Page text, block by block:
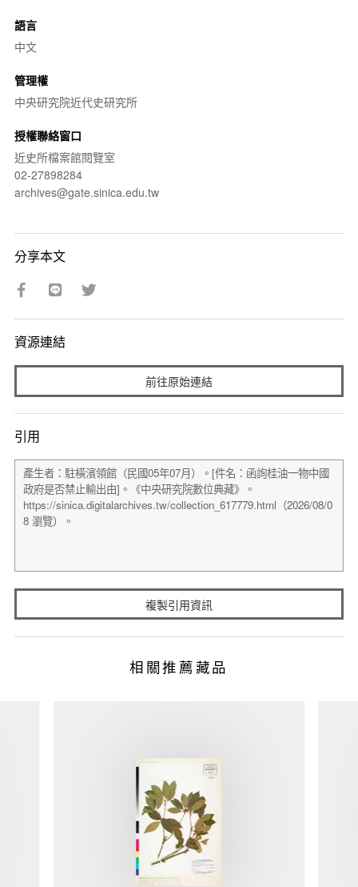
語言
中文
管理權
中央研究院近代史研究所
授權聯絡窗口
近史所檔案館閱覽室
02-27898284
archives@gate.sinica.edu.tw
分享本文
資源連結
前往原始連結
引用
複製引用資訊
相關推薦藏品